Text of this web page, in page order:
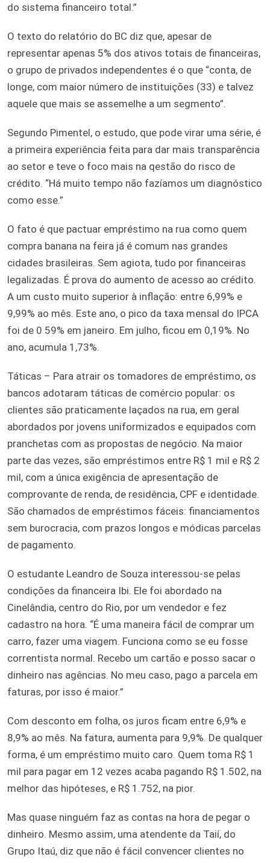
do sistema financeiro total.”
O texto do relatório do BC diz que, apesar de
representar apenas 5% dos ativos totais de financeiras,
o grupo de privados independentes é o que “conta, de
longe, com maior número de instituições (33) e talvez
aquele que mais se assemelhe a um segmento”.
Segundo Pimentel, o estudo, que pode virar uma série, é
a primeira experiência feita para dar mais transparência
ao setor e teve o foco mais na qestão do risco de
crédito. “Há muito tempo não fazíamos um diagnóstico
como esse.”
O fato é que pactuar empréstimo na rua como quem
compra banana na feira já é comum nas grandes
cidades brasileiras. Sem agiota, tudo por financeiras
legalizadas. É prova do aumento de acesso ao crédito.
A um custo muito superior à inflação: entre 6,99% e
9,99% ao mês. Este ano, o pico da taxa mensal do IPCA
foi de 0 59% em janeiro. Em julho, ficou em 0,19%. No
ano, acumula 1,73%.
Táticas – Para atrair os tomadores de empréstimo, os
bancos adotaram táticas de comércio popular: os
clientes são praticamente laçados na rua, em geral
abordados por jovens uniformizados e equipados com
pranchetas com as propostas de negócio. Na maior
parte das vezes, são empréstimos entre R$ 1 mil e R$ 2
mil, com a única exigência de apresentação de
comprovante de renda, de residência, CPF e identidade.
São chamados de empréstimos fáceis: financiamentos
sem burocracia, com prazos longos e módicas parcelas
de pagamento.
O estudante Leandro de Souza interessou-se pelas
condições da financeira Ibi. Ele foi abordado na
Cinelândia, centro do Rio, por um vendedor e fez
cadastro na hora. “É uma maneira fácil de comprar um
carro, fazer uma viagem. Funciona como se eu fosse
correntista normal. Recebo um cartão e posso sacar o
dinheiro nas agências. No meu caso, pago a parcela em
faturas, por isso é maior.”
Com desconto em folha, os juros ficam entre 6,9% e
8,9% ao mês. Na fatura, aumenta para 9,9%. De qualquer
forma, é um empréstimo muito caro. Quem toma R$ 1
mil para pagar em 12 vezes acaba pagando R$ 1.502, na
melhor das hipóteses, e R$ 1.752, na pior.
Mas quase ninguém faz as contas na hora de pegar o
dinheiro. Mesmo assim, uma atendente da Taií, do
Grupo Itaú, diz que não é fácil convencer clientes no